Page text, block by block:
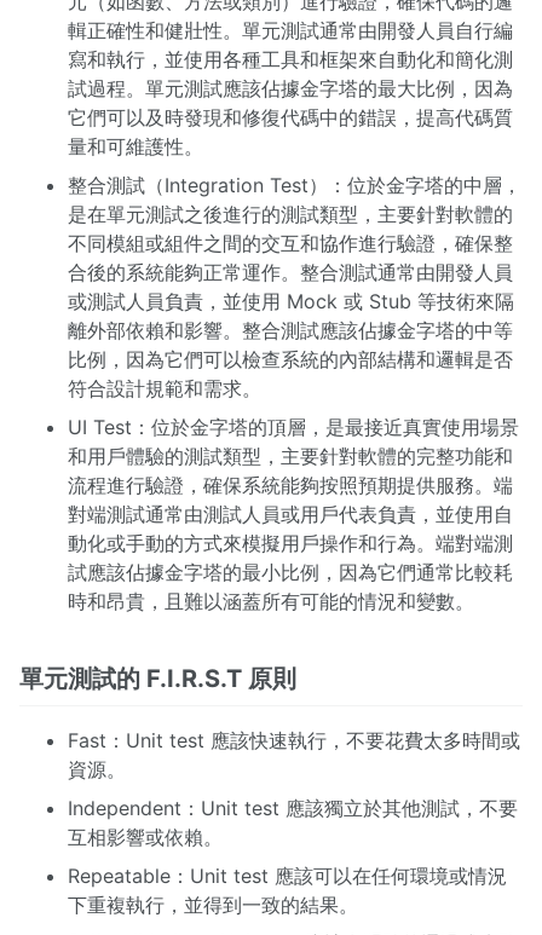
輯正確性和健壯性。單元測試通常由開發人員自行編
寫和執行，並使用各種工具和框架來自動化和簡化測
試過程。單元測試應該佔據金字塔的最大比例，因為
它們可以及時發現和修復代碼中的錯誤，提高代碼質
量和可維護性。
整合測試（Integration Test）：位於金字塔的中層，
是在單元測試之後進行的測試類型，主要針對軟體的
不同模組或組件之間的交互和協作進行驗證，確保整
合後的系統能夠正常運作。整合測試通常由開發人員
或測試人員負責，並使用 Mock 或 Stub 等技術來隔
離外部依賴和影響。整合測試應該佔據金字塔的中等
比例，因為它們可以檢查系統的內部結構和邏輯是否
符合設計規範和需求。
UI Test：位於金字塔的頂層，是最接近真實使用場景
和用戶體驗的測試類型，主要針對軟體的完整功能和
流程進行驗證，確保系統能夠按照預期提供服務。端
對端測試通常由測試人員或用戶代表負責，並使用自
動化或手動的方式來模擬用戶操作和行為。端對端測
試應該佔據金字塔的最小比例，因為它們通常比較耗
時和昂貴，且難以涵蓋所有可能的情況和變數。
單元測試的 F.I.R.S.T 原則
Fast：Unit test 應該快速執行，不要花費太多時間或
資源。
Independent：Unit test 應該獨立於其他測試，不要
互相影響或依賴。
Repeatable：Unit test 應該可以在任何環境或情況
下重複執行，並得到一致的結果。